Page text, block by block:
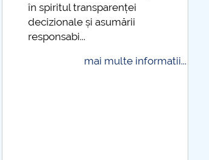
mai multe informatii...